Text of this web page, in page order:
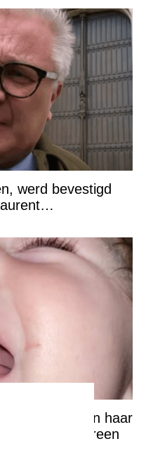
werd bevestigd
een tumor in haar
sloeg iedereen